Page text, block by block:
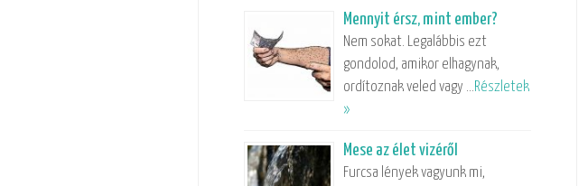
Mennyit érsz, mint ember?
Nem sokat. Legalábbis ezt
gondolod, amikor elhagynak,
ordítoznak veled vagy …Részletek
»
Mese az élet vizéről
Furcsa lények vagyunk mi,